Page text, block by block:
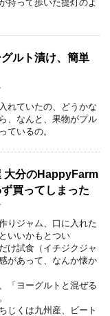
持って歩いた提灯のよ
ルト漬け、簡単
れていたの、どうかな
、なんと、果物がプル
ているの。
大分のHappyFarm
買ってしまった
りジャム、口に入れた
いいかもとつい
け試食（イチジクジャ
があって、なんか懐か
「ヨーグルトと混ぜる
じくは九州産、ビート